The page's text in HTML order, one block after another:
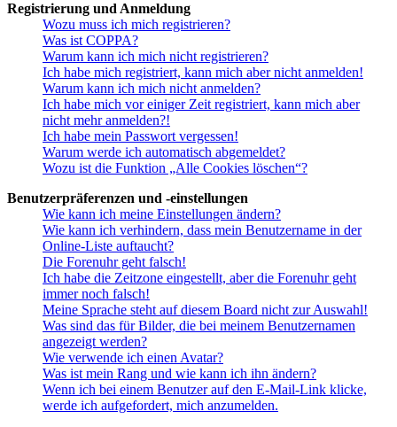
Registrierung und Anmeldung
Wozu muss ich mich registrieren?
Was ist COPPA?
Warum kann ich mich nicht registrieren?
Ich habe mich registriert, kann mich aber nicht anmelden!
Warum kann ich mich nicht anmelden?
Ich habe mich vor einiger Zeit registriert, kann mich aber
nicht mehr anmelden?!
Ich habe mein Passwort vergessen!
Warum werde ich automatisch abgemeldet?
Wozu ist die Funktion „Alle Cookies löschen“?
Benutzerpräferenzen und -einstellungen
Wie kann ich meine Einstellungen ändern?
Wie kann ich verhindern, dass mein Benutzername in der
Online-Liste auftaucht?
Die Forenuhr geht falsch!
Ich habe die Zeitzone eingestellt, aber die Forenuhr geht
immer noch falsch!
Meine Sprache steht auf diesem Board nicht zur Auswahl!
Was sind das für Bilder, die bei meinem Benutzernamen
angezeigt werden?
Wie verwende ich einen Avatar?
Was ist mein Rang und wie kann ich ihn ändern?
Wenn ich bei einem Benutzer auf den E-Mail-Link klicke,
werde ich aufgefordert, mich anzumelden.